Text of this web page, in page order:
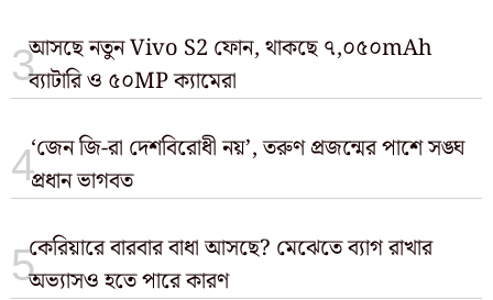
আসছে নতুন Vivo S2 ফোন, থাকছে ৭,০৫০mAh
ব্যাটারি ও ৫০MP ক্যামেরা
‘জেন জি-রা দেশবিরোধী নয়’, তরুণ প্রজন্মের পাশে সঙ্ঘ
প্রধান ভাগবত
কেরিয়ারে বারবার বাধা আসছে? মেঝেতে ব্যাগ রাখার
অভ্যাসও হতে পারে কারণ